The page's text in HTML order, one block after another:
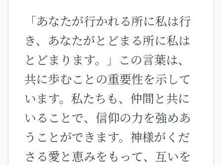
「あなたが行かれる所に私は行
き、あなたがとどまる所に私は
とどまります。」この言葉は、
共に歩むことの重要性を示して
います。私たちも、仲間と共に
いることで、信仰の力を強めあ
うことができます。神様がくだ
さる愛と恵みをもって、互いを